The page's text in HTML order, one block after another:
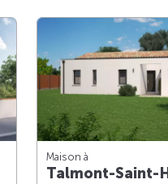
Maison à
Talmont-Saint-